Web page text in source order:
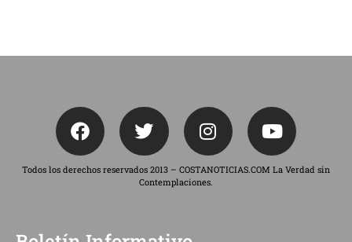
Todos los derechos reservados 2013 – COSTANOTICIAS.COM La Verdad sin
Contemplaciones.